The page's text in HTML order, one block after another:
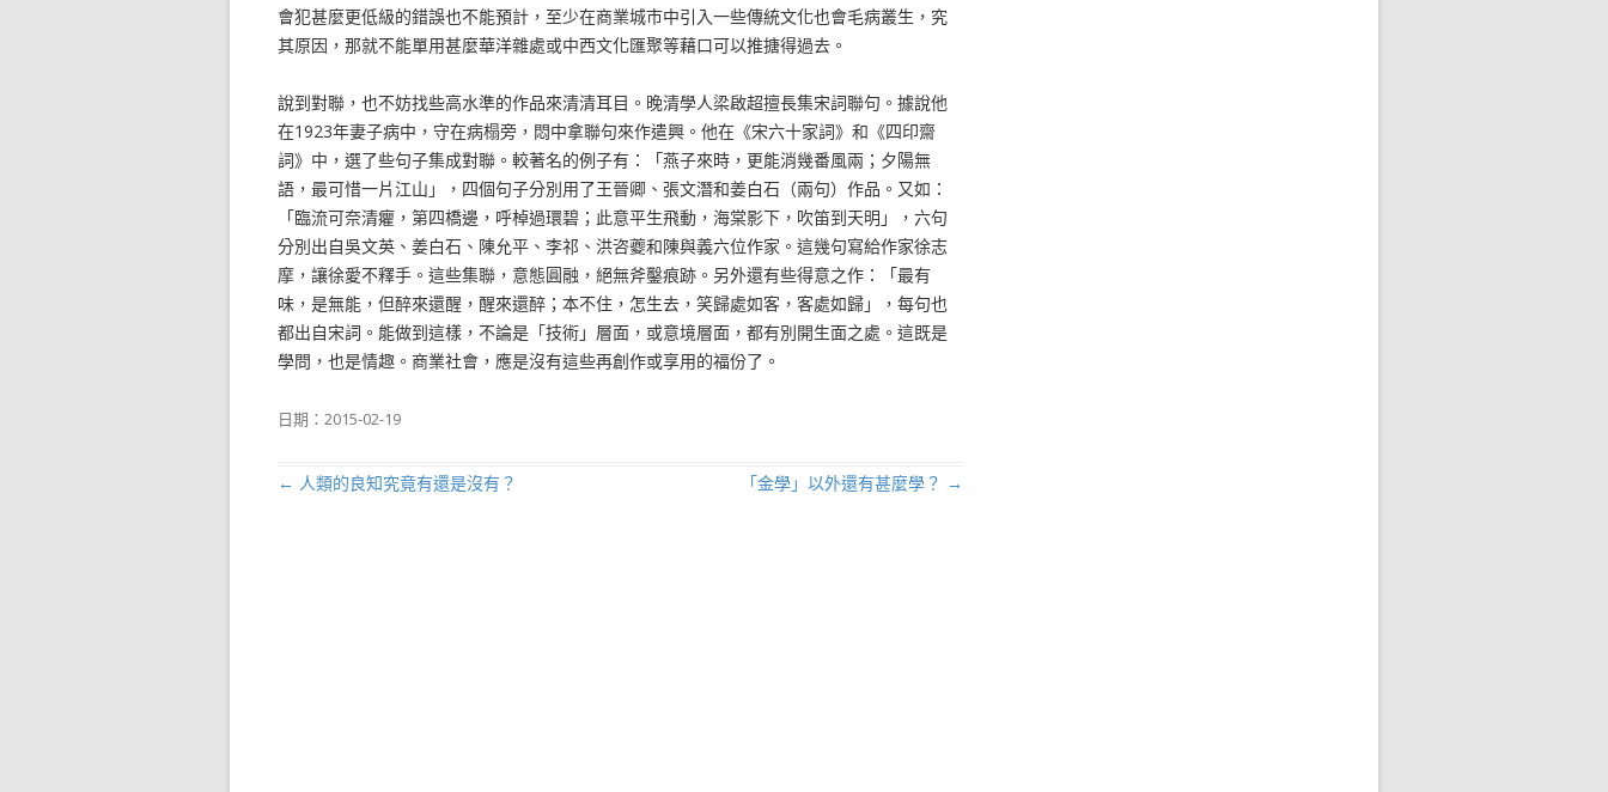
會犯甚麼更低級的錯誤也不能預計，至少在商業城市中引入一些傳統文化也會毛病叢生，究
其原因，那就不能單用甚麼華洋雜處或中西文化匯聚等藉口可以推搪得過去。
說到對聯，也不妨找些高水準的作品來清清耳目。晚清學人梁啟超擅長集宋詞聯句。據說他
在1923年妻子病中，守在病榻旁，悶中拿聯句來作遣興。他在《宋六十家詞》和《四印齋
詞》中，選了些句子集成對聯。較著名的例子有：「燕子來時，更能消幾番風兩；夕陽無
語，最可惜一片江山」，四個句子分別用了王晉卿、張文潛和姜白石（兩句）作品。又如：
「臨流可奈清癯，第四橋邊，呼棹過環碧；此意平生飛動，海棠影下，吹笛到天明」，六句
分別出自吳文英、姜白石、陳允平、李祁、洪咨夔和陳與義六位作家。這幾句寫給作家徐志
摩，讓徐愛不釋手。這些集聯，意態圓融，絕無斧鑿痕跡。另外還有些得意之作：「最有
味，是無能，但醉來還醒，醒來還醉；本不住，怎生去，笑歸處如客，客處如歸」，每句也
都出自宋詞。能做到這樣，不論是「技術」層面，或意境層面，都有別開生面之處。這既是
學問，也是情趣。商業社會，應是沒有這些再創作或享用的福份了。
日期： 2015-02-19
文章導航列
← 人類的良知究竟有還是沒有？ 「金學」以外還有甚麼學？ →